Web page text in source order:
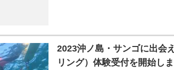
2023沖ノ島・サンゴに出会
リング）体験受付を開始しま